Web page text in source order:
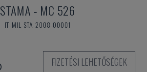
STAMA - MC 526
IT-MIL-STA-2008-00001
FIZETÉSI LEHETŐSÉGEK